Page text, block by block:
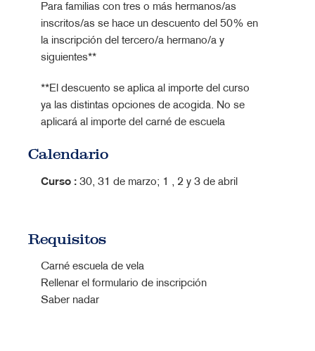
Para familias con tres o más hermanos/as
inscritos/as se hace un descuento del 50% en
la inscripción del tercero/a hermano/a y
siguientes**
**El descuento se aplica al importe del curso
ya las distintas opciones de acogida. No se
aplicará al importe del carné de escuela
Calendario
Curso : 30, 31 de marzo; 1 , 2 y 3 de abril
Requisitos
Carné escuela de vela
Rellenar el formulario de inscripción
Saber nadar